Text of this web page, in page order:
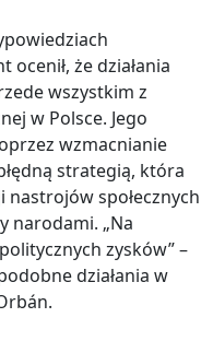
ocenił, że działania
wszystkim z
w Polsce. Jego
wzmacnianie
strategią, która
społecznych
narodami. „Na
zysków” –
działania w